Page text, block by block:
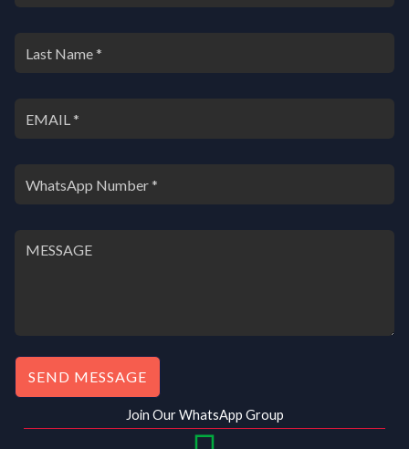
SEND MESSAGE
Join Our WhatsApp Group